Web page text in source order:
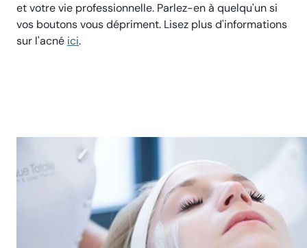
et votre vie professionnelle. Parlez-en à quelqu'un si
vos boutons vous dépriment. Lisez plus d'informations
sur l'acné ici.